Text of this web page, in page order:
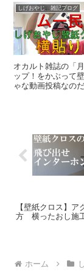
しげおやじ 雑記ブログ
オカルト雑誌の「
ップ！をかぶって
ゃな動画投稿なの
【壁紙クロス】ア
方 横ったおし施
ホーム